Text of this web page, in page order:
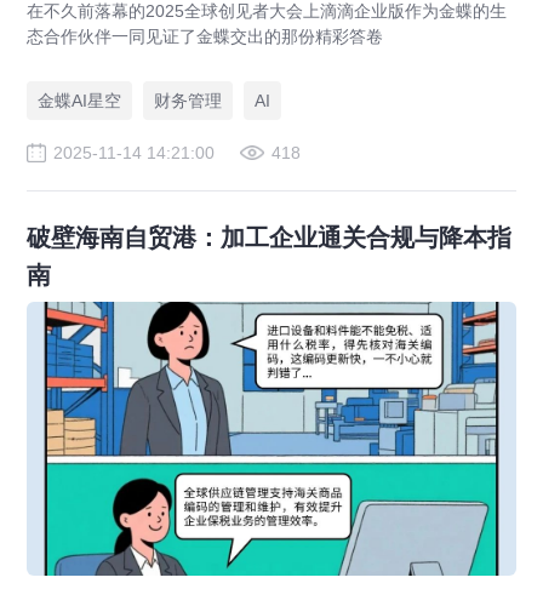
在不久前落幕的2025全球创见者大会上滴滴企业版作为金蝶的生
态合作伙伴一同见证了金蝶交出的那份精彩答卷
金蝶AI星空 财务管理 AI
2025-11-14 14:21:00 418
破壁海南自贸港：加工企业通关合规与降本指
南